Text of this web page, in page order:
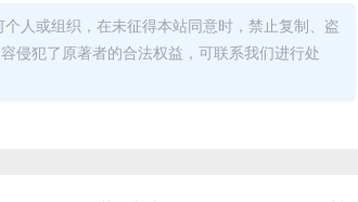
人或组织，在未征得本站同意时，禁止复制、盗
侵犯了原著者的合法权益，可联系我们进行处